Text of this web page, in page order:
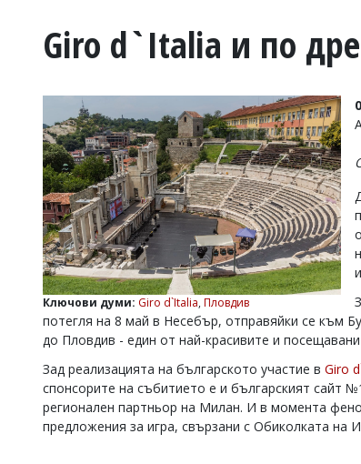
ЛАЙФСТАЙЛ
ВОЙНАТА
СПОРТ
РАЗСЛЕДВАНЕ
БИЗНЕС
Управители:
Веселин
Василев,
v.vasilev@flagman.bg
Касабова,
k.kassabova@flagman.bg
Главен
редактор:
Giro d`Italia и по
Ключови думи: Giro d`Italia, Пловдив
потегля на 8 май в Несебър, отправяйки се към
до Пловдив - един от най-красивите и
Зад реализацията на българското участие в Giro
спонсорите на събитието е и българският сайт
регионален партньор на Милан. И в момента
предложения за игра, свързани с Обиколката на